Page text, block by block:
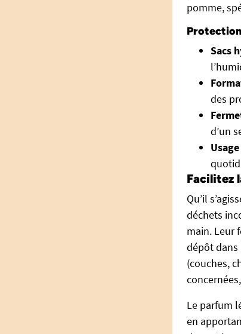
pomme,
Sacs
des
d’un
Facilitez
Qu’il
déchets
main. Leur
dépôt dans
(couches,
Le parfum
en